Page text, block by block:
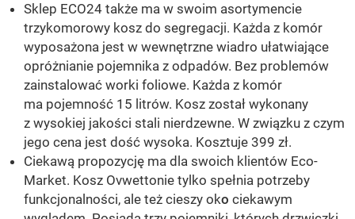
Sklep ECO24 także ma w swoim asortymencie
trzykomorowy kosz do segregacji. Każda z komór
wyposażona jest w wewnętrzne wiadro ułatwiające
opróżnianie pojemnika z odpadów. Bez problemów
zainstalować worki foliowe. Każda z komór
ma pojemność 15 litrów. Kosz został wykonany
z wysokiej jakości stali nierdzewne. W związku z czym
jego cena jest dość wysoka. Kosztuje 399 zł.
Ciekawą propozycję ma dla swoich klientów Eco-
Market. Kosz Ovwettonie tylko spełnia potrzeby
funkcjonalności, ale też cieszy oko ciekawym